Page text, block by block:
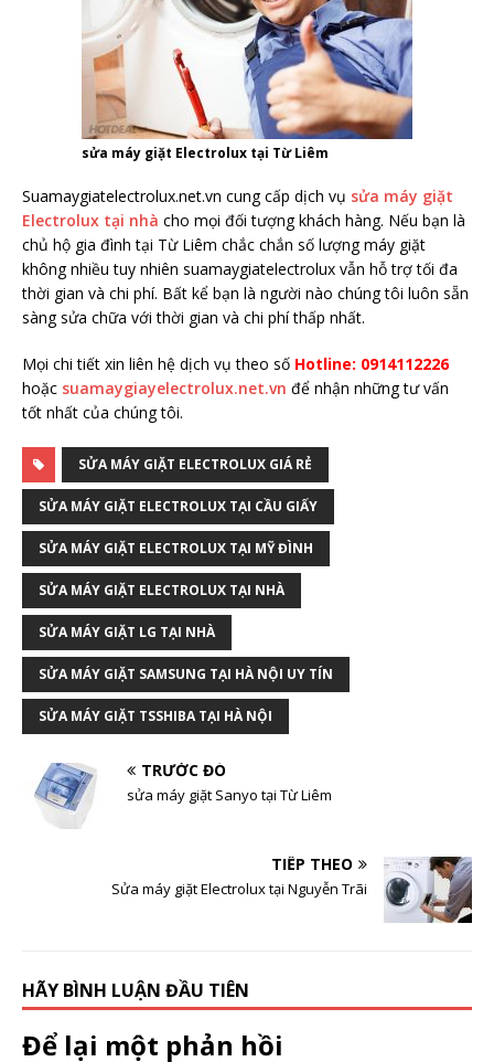
sửa máy giặt Electrolux tại Từ Liêm
Suamaygiatelectrolux.net.vn cung cấp dịch vụ sửa máy giặt
Electrolux tại nhà cho mọi đối tượng khách hàng. Nếu bạn là
chủ hộ gia đình tại Từ Liêm chắc chắn số lượng máy giặt
không nhiều tuy nhiên suamaygiatelectrolux vẫn hỗ trợ tối đa
thời gian và chi phí. Bất kể bạn là người nào chúng tôi luôn sẵn
sàng sửa chữa với thời gian và chi phí thấp nhất.
Mọi chi tiết xin liên hệ dịch vụ theo số Hotline: 0914112226
hoặc suamaygiayelectrolux.net.vn để nhận những tư vấn
tốt nhất của chúng tôi.
SỬA MÁY GIẶT ELECTROLUX GIÁ RẺ
SỬA MÁY GIẶT ELECTROLUX TẠI CẦU GIẤY
SỬA MÁY GIẶT ELECTROLUX TẠI MỸ ĐÌNH
SỬA MÁY GIẶT ELECTROLUX TẠI NHÀ
SỬA MÁY GIẶT LG TẠI NHÀ
SỬA MÁY GIẶT SAMSUNG TẠI HÀ NỘI UY TÍN
SỬA MÁY GIẶT TSSHIBA TẠI HÀ NỘI
TRƯỚC ĐÓ
sửa máy giặt Sanyo tại Từ Liêm
TIẾP THEO
Sửa máy giặt Electrolux tại Nguyễn Trãi
HÃY BÌNH LUẬN ĐẦU TIÊN
Để lại một phản hồi